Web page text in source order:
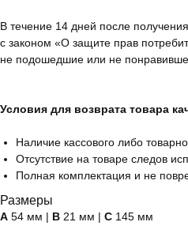
В течение 14 дней после
с законом «О защите прав
не подошедшие или не
Условия для возврата товара
Наличие кассового либо
Отсутствие на товаре следов
Полная комплектация и не
Размеры
А 54 мм | B 21 мм | C 145 мм